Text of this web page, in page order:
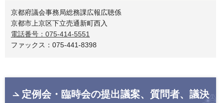
京都府議会事務局総務課広報広聴係
京都市上京区下立売通新町西入
電話番号：075-414-5551
ファックス：075-441-8398
定例会・臨時会の提出議案、質問者、議決